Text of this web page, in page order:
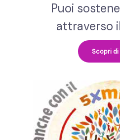
Puoi
attraverso
Scopri di